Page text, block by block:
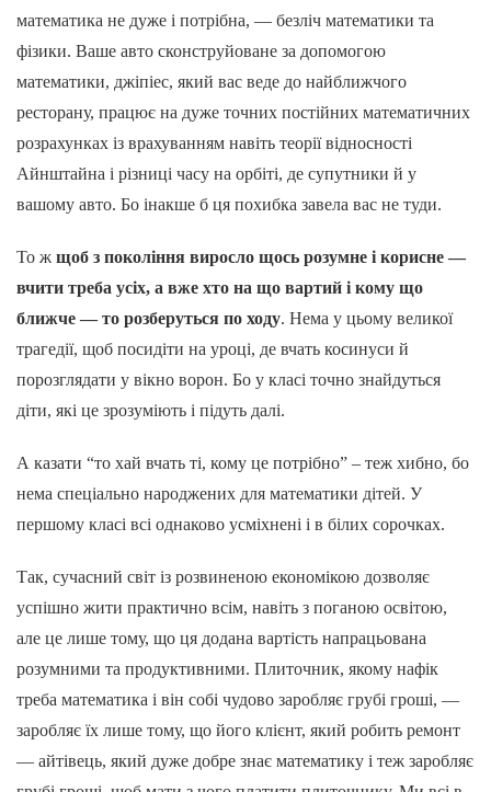
математика не дуже і потрібна, — безліч математики та
фізики. Ваше авто сконструйоване за допомогою
математики, джіпіес, який вас веде до найближчого
ресторану, працює на дуже точних постійних математичних
розрахунках із врахуванням навіть теорії відносності
Айнштайна і різниці часу на орбіті, де супутники й у
вашому авто. Бо інакше б ця похибка завела вас не туди.
То ж щоб з покоління виросло щось розумне і корисне —
вчити треба усіх, а вже хто на що вартий і кому що
ближче — то розберуться по ходу. Нема у цьому великої
трагедії, щоб посидіти на уроці, де вчать косинуси й
порозглядати у вікно ворон. Бо у класі точно знайдуться
діти, які це зрозуміють і підуть далі.
А казати “то хай вчать ті, кому це потрібно” – теж хибно, бо
нема спеціально народжених для математики дітей. У
першому класі всі однаково усміхнені і в білих сорочках.
Так, сучасний світ із розвиненою економікою дозволяє
успішно жити практично всім, навіть з поганою освітою,
але це лише тому, що ця додана вартість напрацьована
розумними та продуктивними. Плиточник, якому нафік
треба математика і він собі чудово заробляє грубі гроші, —
заробляє їх лише тому, що його клієнт, який робить ремонт
— айтівець, який дуже добре знає математику і теж заробляє